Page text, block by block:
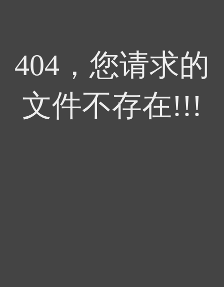
404，您请求的
文件不存在!!!